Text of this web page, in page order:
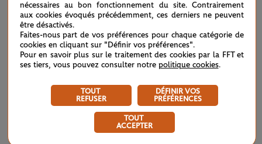
M.Dahlberg 2 1
P.Fajta 6
nécessaires au bon fonctionnement du site. Contrairement
aux cookies évoqués précédemment, ces derniers ne peuvent
être désactivés.
Faites-nous part de vos préférences pour chaque catégorie de
cookies en cliquant sur "Définir vos préférences".
Pour en savoir plus sur le traitement des cookies par la FFT et
ses tiers, vous pouvez consulter notre politique cookies.
TOUT
REFUSER
DÉFINIR VOS
PRÉFÉRENCES
TOUT
ACCEPTER